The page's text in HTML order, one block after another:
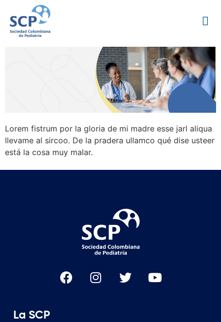
Lorem fistrum por la gloria de mi madre esse jarl aliqua
llevame al sircoo. De la pradera ullamco qué dise usteer
está la cosa muy malar.
La SCP